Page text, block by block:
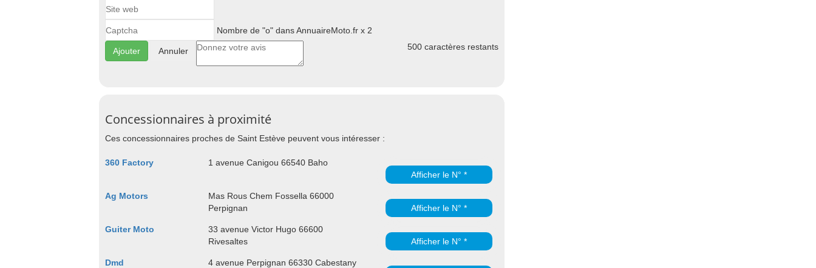
Nombre de "o" dans AnnuaireMoto.fr x 2
Annuler 500 caractères restants
Concessionnaires à proximité
Ces concessionnaires proches de Saint Estève peuvent vous intéresser :
360 Factory
1 avenue Canigou 66540 Baho
Afficher le N° *
Ag Motors
Mas Rous Chem Fossella 66000
Perpignan
Afficher le N° *
Guiter Moto
33 avenue Victor Hugo 66600
Rivesaltes
Afficher le N° *
Dmd
4 avenue Perpignan 66330 Cabestany